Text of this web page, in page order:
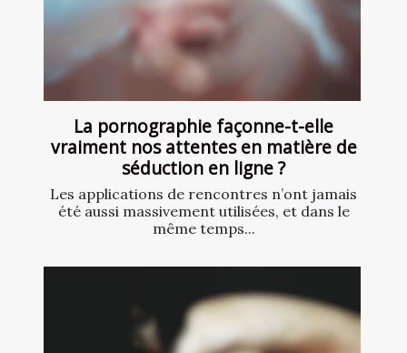
La pornographie façonne-t-elle
vraiment nos attentes en matière de
séduction en ligne ?
Les applications de rencontres n’ont jamais
été aussi massivement utilisées, et dans le
même temps...